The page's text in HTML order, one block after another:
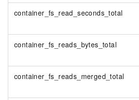
container_fs_read_seconds_total
container_fs_reads_bytes_total
container_fs_reads_merged_total